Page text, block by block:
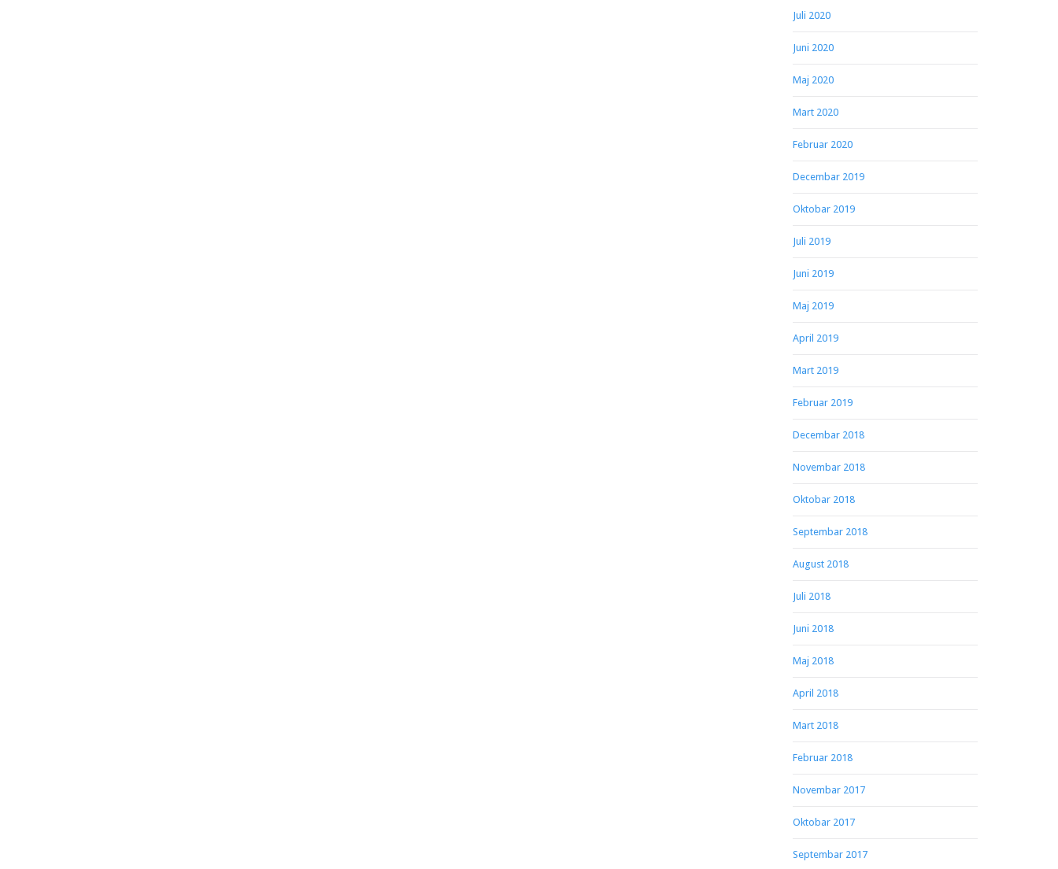
Juli 2020
Juni 2020
Maj 2020
Mart 2020
Februar 2020
Decembar 2019
Oktobar 2019
Juli 2019
Juni 2019
Maj 2019
April 2019
Mart 2019
Februar 2019
Decembar 2018
Novembar 2018
Oktobar 2018
Septembar 2018
August 2018
Juli 2018
Juni 2018
Maj 2018
April 2018
Mart 2018
Februar 2018
Novembar 2017
Oktobar 2017
Septembar 2017